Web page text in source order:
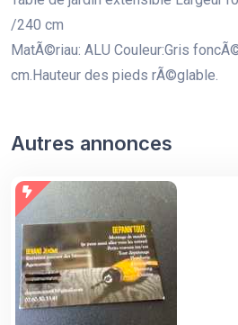
/240 cm
MatÃ©riau: ALU Couleur:Gris
cm.Hauteur des pieds rÃ©glable.
Autres annonces